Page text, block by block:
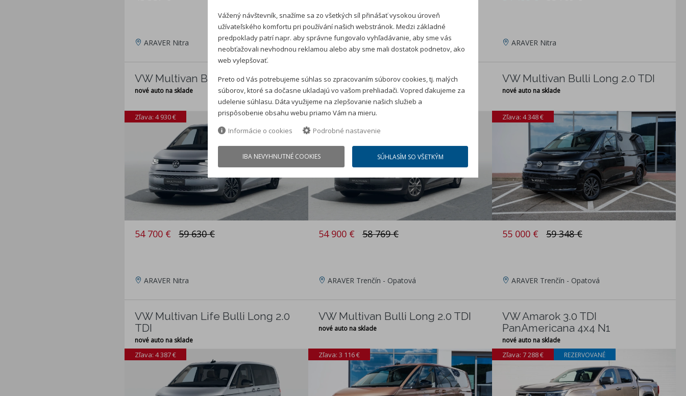
ARAVER Nitra ARAVER Nitra ARAVER Nitra
VW Multivan Bulli Long 2.0 TDI
nové auto na sklade
Zľava: 4 930 €
54 700 € 59 630 €
ARAVER Nitra
VW Multivan Life Bulli Long 2.0
TDI
predvádzacie auto
Zľava: 3 869 €
54 900 € 58 769 €
ARAVER Trenčín - Opatová
VW Multivan Bulli Long 2.0 TDI
nové auto na sklade
Zľava: 4 348 €
55 000 € 59 348 €
ARAVER Trenčín - Opatová
VW Multivan Life Bulli Long 2.0
TDI
nové auto na sklade
Zľava: 4 387 €
VW Multivan Bulli Long 2.0 TDI
nové auto na sklade
Zľava: 3 116 €
VW Amarok 3.0 TDI
PanAmericana 4x4 N1
nové auto na sklade
Zľava: 7 288 € REZERVOVANÉ
Vážený návštevník, snažíme sa zo všetkých síl přinášať vysokou úroveň
užívateľského komfortu pri používání našich webstránok. Medzi základné
predpoklady patrí napr. aby správne fungovalo vyhľadávanie, aby sme vás
neobťažovali nevhodnou reklamou alebo aby sme mali dostatok podnetov, ako
web vylepšovať.
Preto od Vás potrebujeme súhlas so zpracovaním súborov cookies, tj. malých
súborov, ktoré sa dočasne ukladajú vo vašom prehliadači. Vopred ďakujeme za
udelenie súhlasu. Dáta využijeme na zlepšovanie našich služieb a
prispôsobenie obsahu webu priamo Vám na mieru.
Informácie o cookies
Podrobné nastavenie
IBA NEVYHNUTNÉ COOKIES SÚHLASÍM SO VŠETKÝM